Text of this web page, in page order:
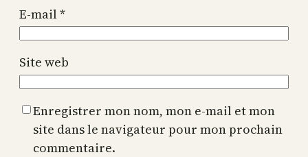
E-mail*
Site web
Enregistrer mon nom, mon e-mail et mon
site dans le navigateur pour mon prochain
commentaire.